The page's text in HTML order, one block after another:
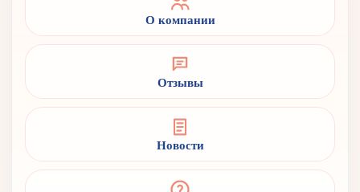
О компании
Отзывы
Новости